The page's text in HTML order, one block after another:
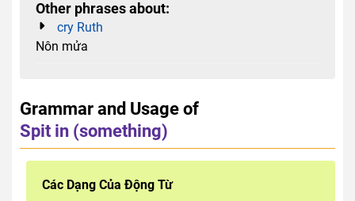
Other phrases about:
cry Ruth
Nôn mửa
Grammar and Usage of
Spit in (something)
Các Dạng Của Động Từ